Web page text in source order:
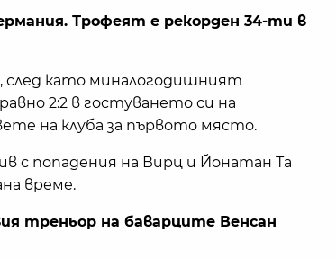
Трофеят е рекорден 34-ти в
след като миналогодишният
2:2 в гостуването си на
на клуба за първото място.
с попадения на Вирц и Йонатан Та
време.
треньор на баварците Венсан